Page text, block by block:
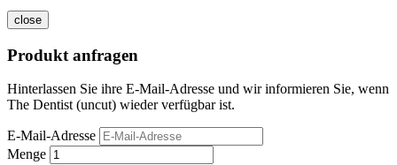
close
Produkt anfragen
Hinterlassen Sie ihre E-Mail-Adresse und wir informieren Sie, wenn
The Dentist (uncut) wieder verfügbar ist.
E-Mail-Adresse
Menge